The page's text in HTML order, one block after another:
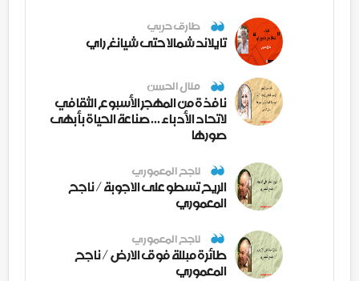
طارق حربي
تايلاند شمالا حتى شيانغ راي
منال الحسن
نافذة من المهجر الأسبوع الثقافي
لاتحاد الأدباء ... صناعة الحياة بأبهى
صورها
ناجح المعموري
الريح تسطو على الاجوبة / ناجح
المعموري
ناجح المعموري
طائرة مبللة فوق الارض / ناجح
المعموري